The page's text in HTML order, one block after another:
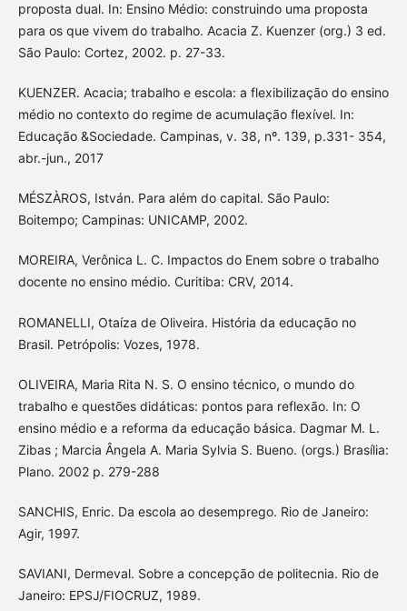
proposta dual. In: Ensino Médio: construindo uma proposta
para os que vivem do trabalho. Acacia Z. Kuenzer (org.) 3 ed.
São Paulo: Cortez, 2002. p. 27-33.
KUENZER. Acacia; trabalho e escola: a flexibilização do ensino
médio no contexto do regime de acumulação flexível. In:
Educação &Sociedade. Campinas, v. 38, nº. 139, p.331- 354,
abr.-jun., 2017
MÉSZÀROS, István. Para além do capital. São Paulo:
Boitempo; Campinas: UNICAMP, 2002.
MOREIRA, Verônica L. C. Impactos do Enem sobre o trabalho
docente no ensino médio. Curitiba: CRV, 2014.
ROMANELLI, Otaíza de Oliveira. História da educação no
Brasil. Petrópolis: Vozes, 1978.
OLIVEIRA, Maria Rita N. S. O ensino técnico, o mundo do
trabalho e questões didáticas: pontos para reflexão. In: O
ensino médio e a reforma da educação básica. Dagmar M. L.
Zibas ; Marcia Ângela A. Maria Sylvia S. Bueno. (orgs.) Brasília:
Plano. 2002 p. 279-288
SANCHIS, Enric. Da escola ao desemprego. Rio de Janeiro:
Agir, 1997.
SAVIANI, Dermeval. Sobre a concepção de politecnia. Rio de
Janeiro: EPSJ/FIOCRUZ, 1989.